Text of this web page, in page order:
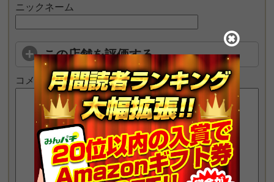
ニックネーム
この店舗を評価する
コメント